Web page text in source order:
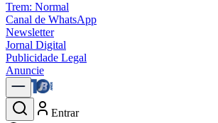
Trem: Normal
Canal de WhatsApp
Newsletter
Jornal Digital
Publicidade Legal
Anuncie
Entrar